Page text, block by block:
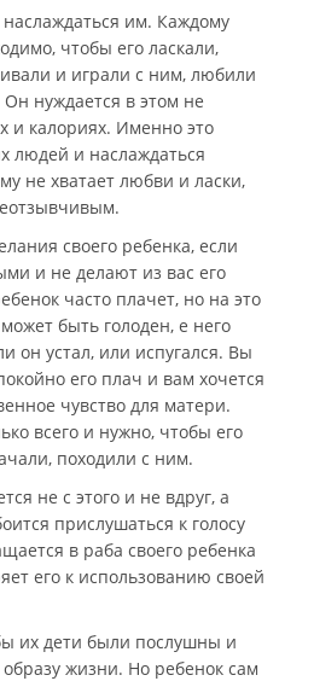
им. Каждому
чтобы его ласкали,
и играли с ним, любили
нуждается в этом не
и калориях. Именно это
людей и наслаждаться
не хватает любви и ласки,
своего ребенка, если
и не делают из вас его
часто плачет, но на это
быть голоден, е него
он устал, или испугался. Вы
его плач и вам хочется
чувство для матери.
всего и нужно, чтобы его
походили с ним.
не с этого и не вдруг, а
прислушаться к голосу
в раба своего ребенка
его к использованию своей
их дети были послушны и
жизни. Но ребенок сам